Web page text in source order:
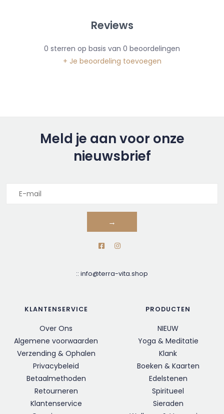
Reviews
0 sterren op basis van 0 beoordelingen
+ Je beoordeling toevoegen
Meld je aan voor onze
nieuwsbrief
→
:: info@terra-vita.shop
KLANTENSERVICE
Over Ons
Algemene voorwaarden
Verzending & Ophalen
Privacybeleid
Betaalmethoden
Retourneren
Klantenservice
PRODUCTEN
NIEUW
Yoga & Meditatie
Klank
Boeken & Kaarten
Edelstenen
Spiritueel
Sieraden